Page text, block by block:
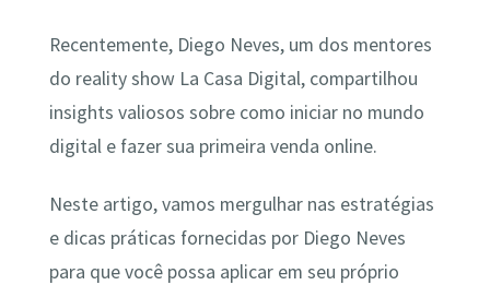
Recentemente, Diego Neves, um dos mentores
do reality show La Casa Digital, compartilhou
insights valiosos sobre como iniciar no mundo
digital e fazer sua primeira venda online.
Neste artigo, vamos mergulhar nas estratégias
e dicas práticas fornecidas por Diego Neves
para que você possa aplicar em seu próprio